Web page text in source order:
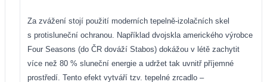
Za zvážení stojí použití moderních tepelně-izolačních skel
s protisluneční ochranou. Například dvojskla amerického výrobce
Four Seasons (do ČR dováží Stabos) dokážou v létě zachytit
více než 80 % sluneční energie a udržet tak uvnitř příjemné
prostředí. Tento efekt vytváří tzv. tepelné zrcadlo –